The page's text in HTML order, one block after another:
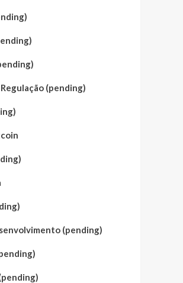
(pending)
(pending)